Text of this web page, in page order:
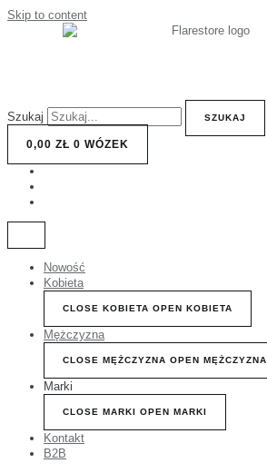
Skip to content
Szukaj SZUKAJ
0,00 ZŁ 0 WÓZEK
Nowość
Kobieta
CLOSE KOBIETA OPEN KOBIETA
Mężczyzna
CLOSE MĘŻCZYZNA OPEN MĘŻCZYZNA
Marki
CLOSE MARKI OPEN MARKI
Kontakt
B2B